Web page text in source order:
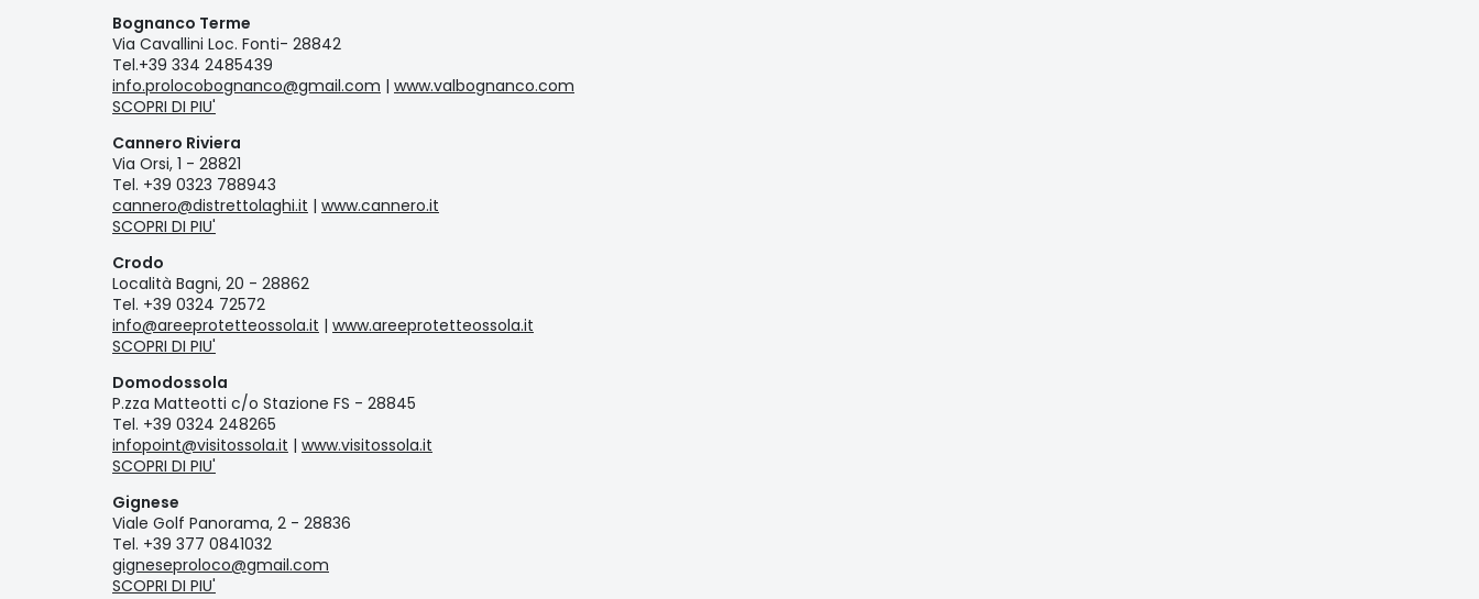
Bognanco Terme
Via Cavallini Loc. Fonti- 28842
Tel.+39 334 2485439
info.prolocobognanco@gmail.com | www.valbognanco.com
SCOPRI DI PIU'
Cannero Riviera
Via Orsi, 1 - 28821
Tel. +39 0323 788943
cannero@distrettolaghi.it | www.cannero.it
SCOPRI DI PIU'
Crodo
Località Bagni, 20 - 28862
Tel. +39 0324 72572
info@areeprotetteossola.it | www.areeprotetteossola.it
SCOPRI DI PIU'
Domodossola
P.zza Matteotti c/o Stazione FS - 28845
Tel. +39 0324 248265
infopoint@visitossola.it | www.visitossola.it
SCOPRI DI PIU'
Gignese
Viale Golf Panorama, 2 - 28836
Tel. +39 377 0841032
gigneseproloco@gmail.com
SCOPRI DI PIU'